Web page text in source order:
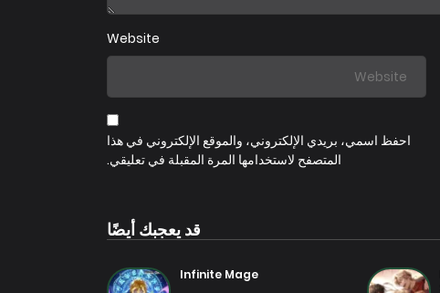
Website
احفظ اسمي، بريدي الإلكتروني، والموقع الإلكتروني في هذا
المتصفح لاستخدامها المرة المقبلة في تعليقي.
قد يعجبك أيضًا
Infinite Mage